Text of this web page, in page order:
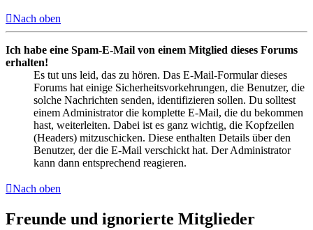
Nach oben
Ich habe eine Spam-E-Mail von einem Mitglied dieses Forums
erhalten!
Es tut uns leid, das zu hören. Das E-Mail-Formular dieses
Forums hat einige Sicherheitsvorkehrungen, die Benutzer, die
solche Nachrichten senden, identifizieren sollen. Du solltest
einem Administrator die komplette E-Mail, die du bekommen
hast, weiterleiten. Dabei ist es ganz wichtig, die Kopfzeilen
(Headers) mitzuschicken. Diese enthalten Details über den
Benutzer, der die E-Mail verschickt hat. Der Administrator
kann dann entsprechend reagieren.
Nach oben
Freunde und ignorierte Mitglieder